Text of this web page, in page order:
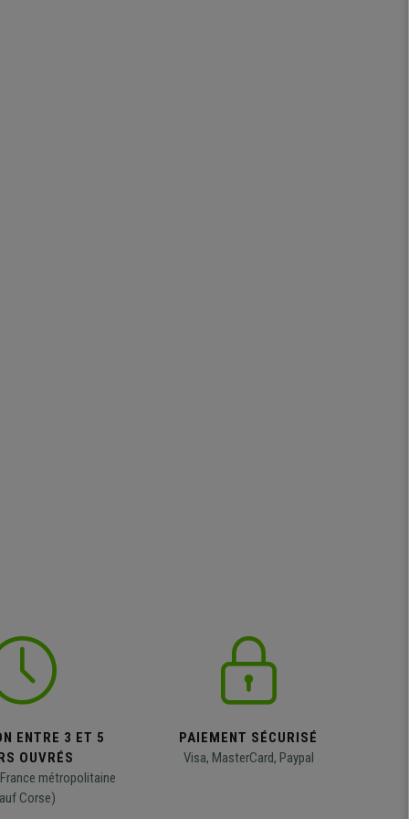
ENTRE 3 ET 5
OUVRÉS
métropolitaine
Corse)
PAIEMENT SÉCURISÉ
Visa, MasterCard, Paypal